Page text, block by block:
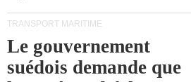
TRANSPORT MARITIME
Le gouvernement
suédois demande que